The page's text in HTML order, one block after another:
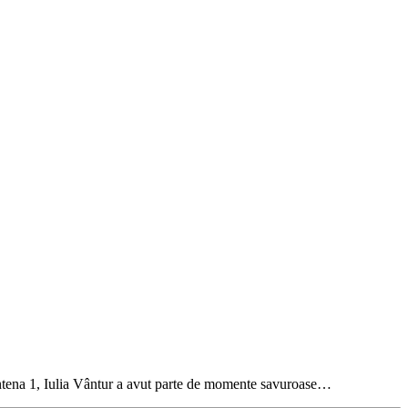
1, Iulia Vântur a avut parte de momente savuroase…